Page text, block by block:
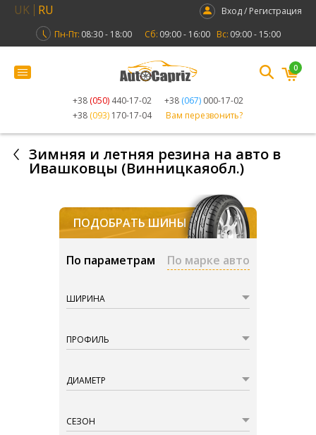
UK RU
Вход / Регистрация
Пн-Пт: 08:30 - 18:00 Сб: 09:00 - 16:00 Вс: 09:00 - 15:00
+38 (050) 440-17-02 +38 (067) 000-17-02
+38 (093) 170-17-04 Вам перезвонить?
0
Зимняя и летняя резина на авто в
Ивашковцы (Винницкаяобл.)
ПОДОБРАТЬ ШИНЫ
По параметрам По марке авто
ШИРИНА
ПРОФИЛЬ
ДИАМЕТР
СЕЗОН